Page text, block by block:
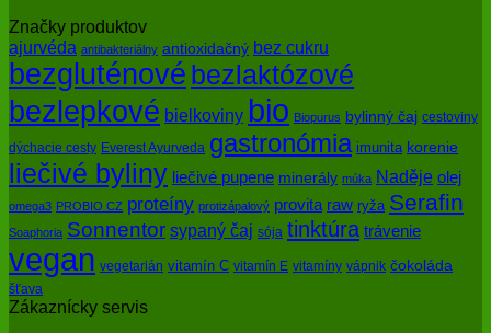
Značky produktov
ajurvéda antibakteriálny antioxidačný bez cukru
bezgluténové bezlaktózové
bezlepkové bielkoviny bio Biopurus bylinný čaj cestoviny
dýchacie cesty Everest Ayurveda gastronómia imunita korenie
liečivé byliny liečivé pupene minerály múka Naděje olej
omega3 PROBIO CZ proteíny protizápalový provita raw ryža Serafin
Soaphoria Sonnentor sypaný čaj sója tinktúra trávenie
vegan vegetarián vitamín C vitamín E vitamíny vápnik čokoláda
šťava
Zákaznícky servis